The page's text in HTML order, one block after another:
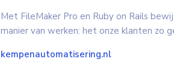
Met FileMaker Pro en Ruby on Rails
manier van werken: het onze klanten zo
kempenautomatisering.nl